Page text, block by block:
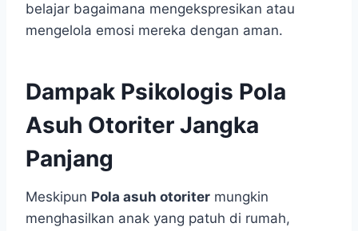
belajar bagaimana mengekspresikan atau
mengelola emosi mereka dengan aman.
Dampak Psikologis Pola
Asuh Otoriter Jangka
Panjang
Meskipun Pola asuh otoriter mungkin
menghasilkan anak yang patuh di rumah,